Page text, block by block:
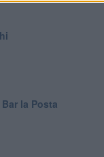
la Posta